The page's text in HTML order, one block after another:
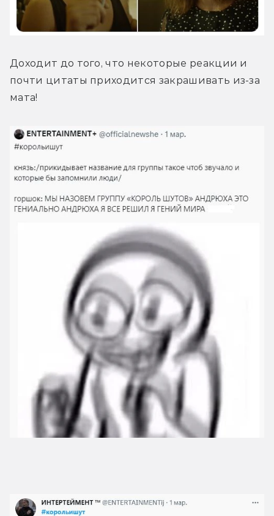
Доходит до того, что некоторые реакции и
почти цитаты приходится закрашивать из-за
мата!